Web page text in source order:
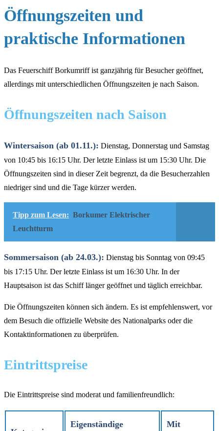
Öffnungszeiten und
praktische Informationen
Das Feuerschiff Borkumriff ist ganzjährig für Besucher geöffnet,
allerdings mit unterschiedlichen Öffnungszeiten je nach Saison.
Öffnungszeiten nach Saison
Wintersaison (ab 01.11.): Dienstag, Donnerstag und Samstag
von 10:45 bis 16:15 Uhr. Der letzte Einlass ist um 15:30 Uhr. Die
Öffnungszeiten sind in dieser Zeit begrenzt, da die Besucherzahlen
niedriger sind und die Tage kürzer werden.
Tipp zum Lesen: Borkumer Elektrischer
Leuchtturm
Sommersaison (ab 24.03.): Dienstag bis Sonntag von 09:45
bis 17:15 Uhr. Der letzte Einlass ist um 16:30 Uhr. In der
Hauptsaison ist das Schiff länger geöffnet und täglich erreichbar.
Die Öffnungszeiten können sich ändern. Es ist empfehlenswert, vor
dem Besuch die offizielle Website des Nationalparks oder die
Kontaktinformationen zu überprüfen.
Eintrittspreise
Die Eintrittspreise sind moderat und familienfreundlich:
Eigenständige Mit